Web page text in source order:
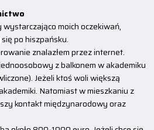
wystarczająco moich oczekiwań,
po hiszpańsku.
znalazłem przez internet.
z balkonem w akademiku
Jeżeli ktoś woli większą
Natomiast w mieszkaniu z
kontakt międzynarodowy oraz